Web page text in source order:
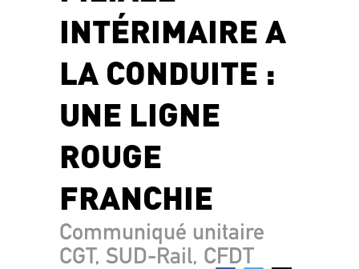
INTÉRIMAIRE A
LA CONDUITE :
UNE LIGNE
ROUGE
FRANCHIE
Communiqué unitaire
CGT, SUD-Rail, CFDT